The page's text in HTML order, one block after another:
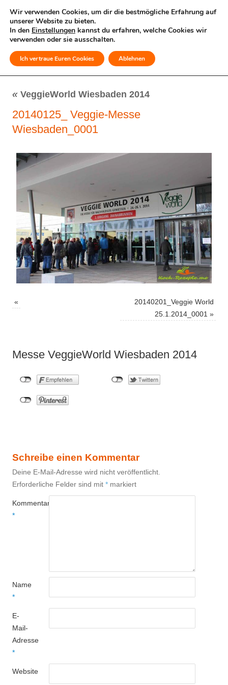
MENÜ
« VeggieWorld Wiesbaden 2014
20140125_ Veggie-Messe
Wiesbaden_0001
«
20140201_Veggie World
25.1.2014_0001 »
Messe VeggieWorld Wiesbaden 2014
Schreibe einen Kommentar
Deine E-Mail-Adresse wird nicht veröffentlicht.
Erforderliche Felder sind mit * markiert
Kommentar
*
Name
*
E-
Mail-
Adresse
*
Website
Wir verwenden Cookies, um dir die bestmögliche Erfahrung auf
unserer Website zu bieten.
In den Einstellungen kannst du erfahren, welche Cookies wir
verwenden oder sie ausschalten.
Ich vertraue Euren Cookies Ablehnen